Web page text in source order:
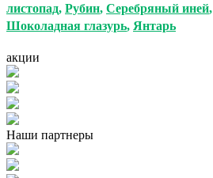
листопад, Рубин, Серебряный иней,
Шоколадная глазурь, Янтарь
акции
Наши партнеры